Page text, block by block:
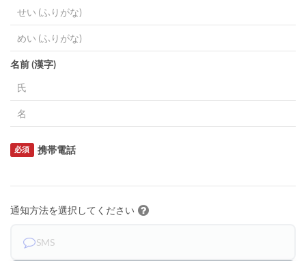
名前 (漢字)
携帯電話
必須
通知方法を選択してください
SMS